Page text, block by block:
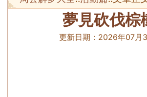
夢見砍伐棕
更新日期： 2026年07月